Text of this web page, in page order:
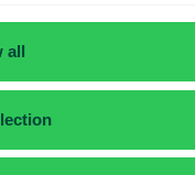
all